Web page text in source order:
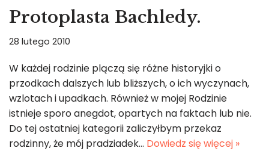
e
b
o
o
k
er l e
Protoplasta Bachledy.
28 lutego 2010
W każdej rodzinie plączą się różne historyjki o
przodkach dalszych lub bliższych, o ich wyczynach,
wzlotach i upadkach. Również w mojej Rodzinie
istnieje sporo anegdot, opartych na faktach lub nie.
Do tej ostatniej kategorii zaliczyłbym przekaz
rodzinny, że mój pradziadek… Dowiedz się więcej »